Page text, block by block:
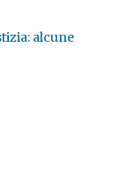
alcune